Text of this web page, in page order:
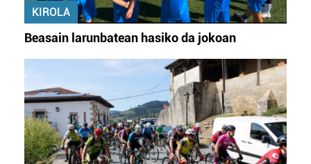
KIROLA
Beasain larunbatean hasiko da jokoan